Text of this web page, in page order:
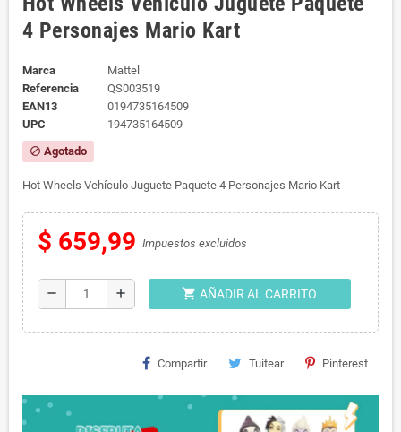
4 Personajes Mario Kart
Marca
Mattel
Referencia
QS003519
EAN13
0194735164509
UPC
194735164509
block Agotado
Hot Wheels Vehículo Juguete Paquete 4 Personajes Mario Kart
$ 659,99 Impuestos excluidos
remove add shopping_cart AÑADIR AL CARRITO
Compartir Tuitear Pinterest